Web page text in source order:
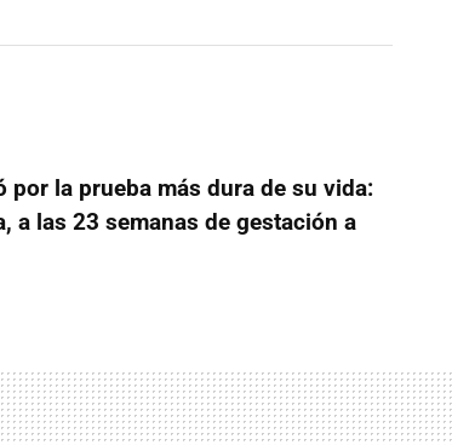
por la prueba más dura de su vida:
a las 23 semanas de gestación a